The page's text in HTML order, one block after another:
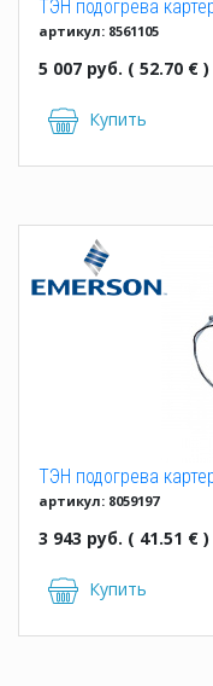
ТЭН подогрева
артикул: 8561105
5 007 руб. ( 52.70 € )
Купить
ТЭН подогрева
артикул: 8059197
3 943 руб. ( 41.51 € )
Купить